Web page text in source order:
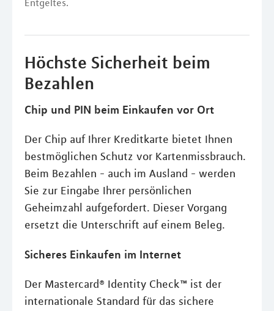
Entgeltes.
Höchste Sicherheit beim
Bezahlen
Chip und PIN beim Einkaufen vor Ort
Der Chip auf Ihrer Kreditkarte bietet Ihnen
bestmöglichen Schutz vor Kartenmissbrauch.
Beim Bezahlen - auch im Ausland - werden
Sie zur Eingabe Ihrer persönlichen
Geheimzahl aufgefordert. Dieser Vorgang
ersetzt die Unterschrift auf einem Beleg.
Sicheres Einkaufen im Internet
Der Mastercard® Identity Check™ ist der
internationale Standard für das sichere